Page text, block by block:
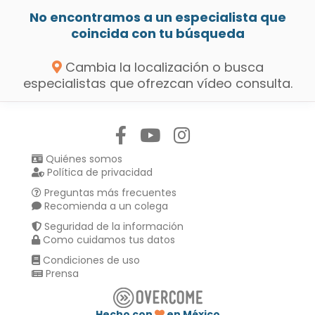
No encontramos a un especialista que
coincida con tu búsqueda
Cambia la localización o busca
especialistas que ofrezcan vídeo consulta.
Quiénes somos
Política de privacidad
Preguntas más frecuentes
Recomienda a un colega
Seguridad de la información
Como cuidamos tus datos
Condiciones de uso
Prensa